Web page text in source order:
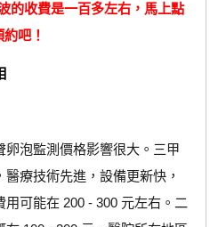
的收費是一百多左右，馬上點
吧！
泡監測價格影響很大。三甲
療技術先進，設備更新快，
可能在 200 - 300 元左右。二